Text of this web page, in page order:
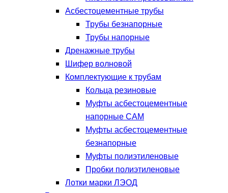
Асбестоцементные трубы
Трубы безнапорные
Трубы напорные
Дренажные трубы
Шифер волновой
Комплектующие к трубам
Кольца резиновые
Муфты асбестоцементные
напорные САМ
Муфты асбестоцементные
безнапорные
Муфты полиэтиленовые
Пробки полиэтиленовые
Лотки марки ЛЭОД